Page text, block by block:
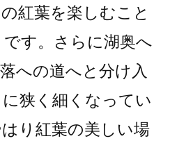
紅葉を楽しむこと
す。さらに湖奥へ
への道へと分け入
狭く細くなってい
り紅葉の美しい場